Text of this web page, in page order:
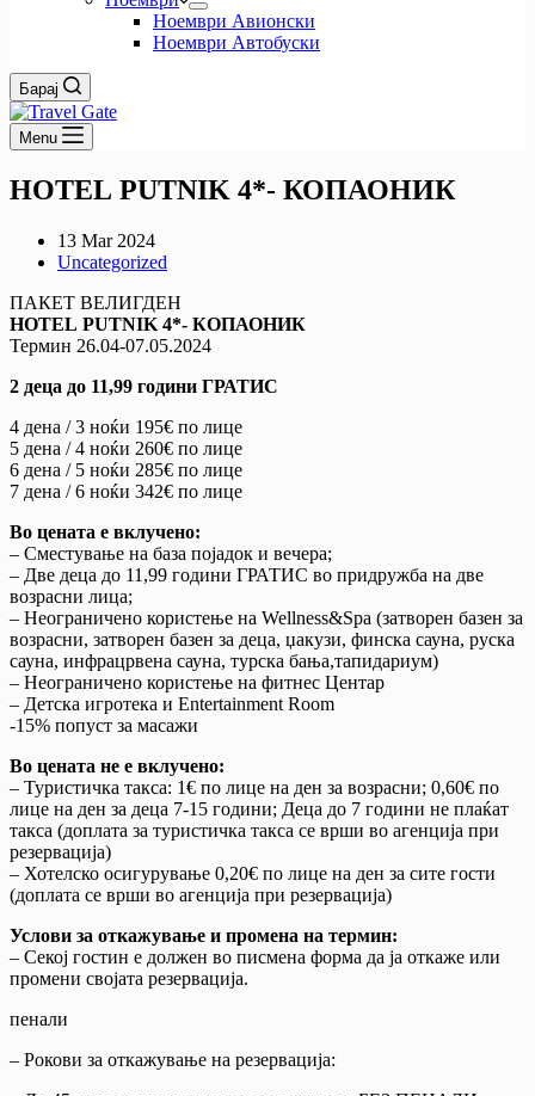
Ноември Авионски
Ноември Автобуски
Барај
Menu
HOTEL PUTNIK 4*- КОПАОНИК
13 Mar 2024
Uncategorized
ПАКЕТ ВЕЛИГДЕН
HOTEL PUTNIK 4*- КОПАОНИК
Термин 26.04-07.05.2024
2 деца до 11,99 години ГРАТИС
4 дена / 3 ноќи 195€ по лице
5 дена / 4 ноќи 260€ по лице
6 дена / 5 ноќи 285€ по лице
7 дена / 6 ноќи 342€ по лице
Во цената е вклучено:
– Сместување на база појадок и вечера;
– Две деца до 11,99 години ГРАТИС во придружба на две
возрасни лица;
– Неограничено користење на Wellness&Spa (затворен базен за
возрасни, затворен базен за деца, џакузи, финска сауна, руска
сауна, инфрацрвена сауна, турска бања,тапидариум)
– Неограничено користење на фитнес Центар
– Детска игротека и Entertainment Room
-15% попуст за масажи
Во цената не е вклучено:
– Туристичка такса: 1€ по лице на ден за возрасни; 0,60€ по
лице на ден за деца 7-15 години; Деца до 7 години не плаќат
такса (доплата за туристичка такса се врши во агенција при
резервација)
– Хотелско осигурување 0,20€ по лице на ден за сите гости
(доплата се врши во агенција при резервација)
Услови за откажување и промена на термин:
– Секој гостин е должен во писмена форма да ја откаже или
промени својата резервација.
пенали
– Рокови за откажување на резервација: